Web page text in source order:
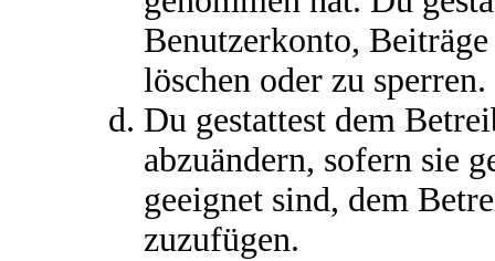
Benutzerkonto,
löschen oder zu sperren.
Du gestattest dem
abzuändern, sofern sie
geeignet sind, dem
zuzufügen.